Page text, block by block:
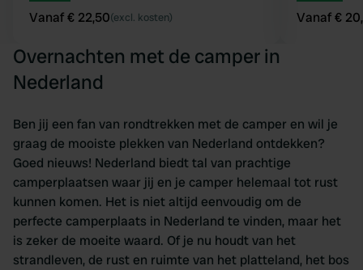
Vanaf € 22,50(excl. kosten) Vanaf €
Overnachten met de camper in
Nederland
Ben jij een fan van rondtrekken met de camper en wil je
graag de mooiste plekken van Nederland ontdekken?
Goed nieuws! Nederland biedt tal van prachtige
camperplaatsen waar jij en je camper helemaal tot rust
kunnen komen. Het is niet altijd eenvoudig om de
perfecte camperplaats in Nederland te vinden, maar het
is zeker de moeite waard. Of je nu houdt van het
strandleven, de rust en ruimte van het platteland, het bos